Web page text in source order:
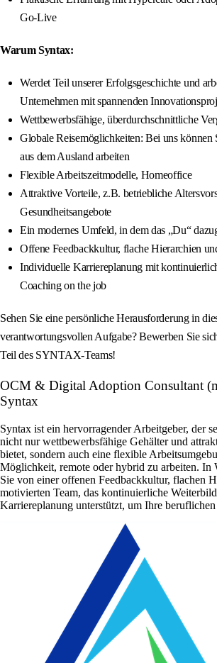
Go-Live
Warum Syntax:
Werdet Teil unserer Erfolgsgeschichte und
Unternehmen mit spannenden
Wettbewerbsfähige, überdurchschnittliche
Globale Reisemöglichkeiten: Bei uns können
aus dem Ausland arbeiten
Flexible Arbeitszeitmodelle, Homeoffice
Attraktive Vorteile, z.B. betriebliche
Gesundheitsangebote
Ein modernes Umfeld, in dem das „Du“
Offene Feedbackkultur, flache Hierarchien
Individuelle Karriereplanung mit
Coaching on the job
Sehen Sie eine persönliche Herausforderung in
verantwortungsvollen Aufgabe? Bewerben Sie
Teil des SYNTAX-Teams!
OCM & Digital Adoption Consultant
Syntax
Syntax ist ein hervorragender Arbeitgeber, der
nicht nur wettbewerbsfähige Gehälter und
bietet, sondern auch eine flexible
Möglichkeit, remote oder hybrid zu arbeiten. In
Sie von einer offenen Feedbackkultur, flachen
motivierten Team, das kontinuierliche
Karriereplanung unterstützt, um Ihre